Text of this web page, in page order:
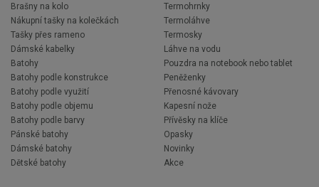
Brašny na kolo
Nákupní tašky na kolečkách
Tašky přes rameno
Dámské kabelky
Batohy
Batohy podle konstrukce
Batohy podle využití
Batohy podle objemu
Batohy podle barvy
Pánské batohy
Dámské batohy
Dětské batohy
Termohrnky
Termoláhve
Termosky
Láhve na vodu
Pouzdra na notebook nebo tablet
Peněženky
Přenosné kávovary
Kapesní nože
Přívěsky na klíče
Opasky
Novinky
Akce